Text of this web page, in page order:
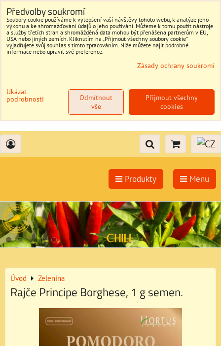
Produkty Menu
Úvod Zelenina
Rajče Principe Borghese, 1 g semen.
Předvolby soukromí
Soubory cookie používáme k vylepšení vaší návštěvy tohoto webu, k analýze jeho
výkonu a ke shromažďování údajů o jeho používání. Můžeme k tomu použít nástroje
a služby třetích stran a shromážděná data mohou být přenášena partnerům v EU,
USA nebo jiných zemích. Kliknutím na „Přijmout všechny soubory cookie“
vyjadřujete svůj souhlas s tímto zpracováním. Níže můžete najít podrobné
informace nebo upravit své preference.
Zásady ochrany soukromí
Ukázat
podrobnosti
Přijmout všechny
cookies
Odmítnout
vše